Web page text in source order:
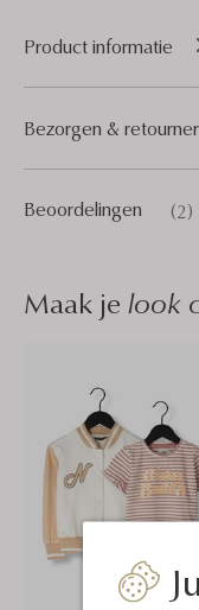
Product informatie
Beoordelingen (2)
Bezorgen &
Maak je look